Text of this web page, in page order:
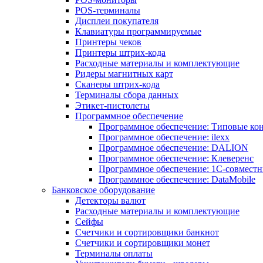
POS-терминалы
Дисплеи покупателя
Клавиатуры программируемые
Принтеры чеков
Принтеры штрих-кода
Расходные материалы и комплектующие
Ридеры магнитных карт
Сканеры штрих-кода
Терминалы сбора данных
Этикет-пистолеты
Программное обеспечение
Программное обеспечение: Типовые
Программное обеспечение: ilexx
Программное обеспечение: DALION
Программное обеспечение: Клеверенс
Программное обеспечение: 1С-
Программное обеспечение: DataMobile
Банковское оборудование
Детекторы валют
Расходные материалы и комплектующие
Сейфы
Счетчики и сортировщики банкнот
Счетчики и сортировщики монет
Терминалы оплаты